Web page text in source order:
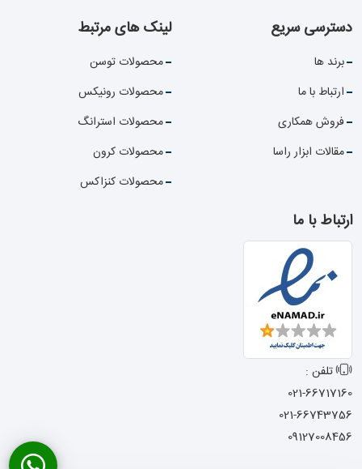
دسترسی سریع
برند ها
ارتباط با ما
فروش همکاری
مقالات ابزار راسا
لینک های مرتبط
محصولات توسن
محصولات رونیکس
محصولات استرانگ
محصولات کرون
محصولات کنزاکس
ارتباط با ما
تلفن :
021-66717160
021-66743756
09127008456